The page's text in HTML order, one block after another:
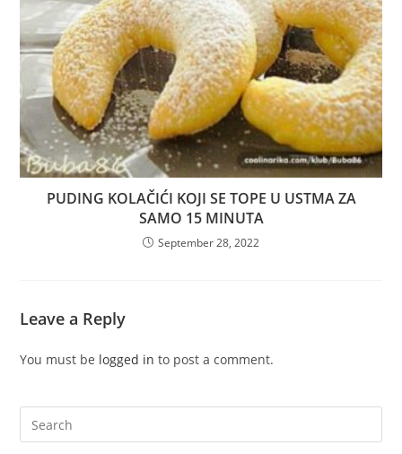
PUDING KOLAČIĆI KOJI SE TOPE U USTMA ZA
SAMO 15 MINUTA
September 28, 2022
Leave a Reply
You must be logged in to post a comment.